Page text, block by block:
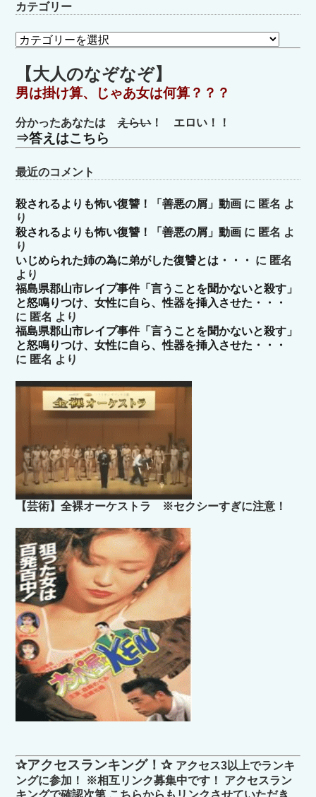
カテゴリー
カ
テ
ゴ
リ
ー
【大人のなぞなぞ】
男は掛け算、じゃあ女は何算？？？
分かったあなたはえらい！ エロい！！
⇒答えはこちら
最近のコメント
殺されるよりも怖い復讐！「善悪の屑」動画 に 匿名 よ
り
殺されるよりも怖い復讐！「善悪の屑」動画 に 匿名 よ
り
いじめられた姉の為に弟がした復讐とは・・・
に 匿名
より
福島県郡山市レイプ事件「言うことを聞かないと殺す」
と怒鳴りつけ、女性に自ら、性器を挿入させた・・・
に 匿名 より
福島県郡山市レイプ事件「言うことを聞かないと殺す」
と怒鳴りつけ、女性に自ら、性器を挿入させた・・・
に 匿名 より
【芸術】全裸オーケストラ ※セクシーすぎに注意！
✰アクセスランキング！✰ アクセス3以上でランキ
ングに参加！ ※相互リンク募集中です！ アクセスラン